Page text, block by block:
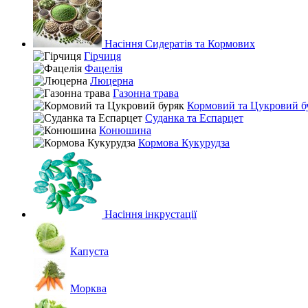
Насіння Сидератів та Кормових
Гірчиця
Фацелія
Люцерна
Газонна трава
Кормовий та Цукровий
Суданка та Еспарцет
Конюшина
Кормова Кукурудза
Насіння інкрустації
Капуста
Морква